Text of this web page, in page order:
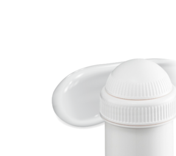
CITEȘTE MAI MULT